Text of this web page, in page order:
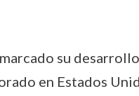
su
en Estados